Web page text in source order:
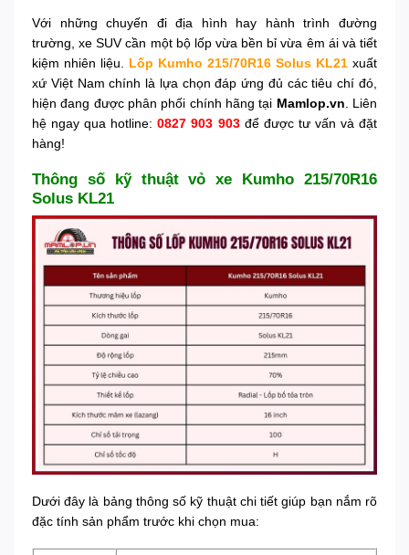
Với những chuyến đi địa hình hay hành trình đường
trường, xe SUV cần một bộ lốp vừa bền bỉ vừa êm ái và tiết
kiệm nhiên liệu. Lốp Kumho 215/70R16 Solus KL21 xuất
xứ Việt Nam chính là lựa chọn đáp ứng đủ các tiêu chí đó,
hiện đang được phân phối chính hãng tại Mamlop.vn . Liên
hệ ngay qua hotline:0827 903 903 để được tư vấn và đặt
hàng!
Thông số kỹ thuật vỏ xe Kumho 215/70R16
Solus KL21
Dưới đây là bảng thông số kỹ thuật chi tiết giúp bạn nắm rõ
đặc tính sản phẩm trước khi chọn mua: